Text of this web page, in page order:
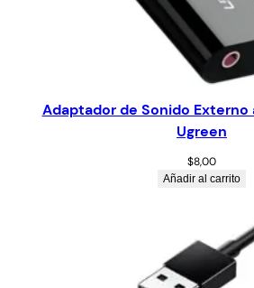
Adaptador de Sonido Externo
Ugreen
$8,00
Añadir al carrito